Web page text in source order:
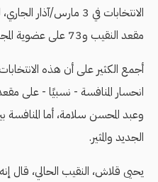
مقعد النقيب و73 على عضوية المجلس.
أجمع الكثير على أن هذه
انحسار المنافسة - نسبيًا - على
وعبد المحسن سلامة، أما
الجديد والمثير.
يحيى قلاش، النقيب الحالي، قال